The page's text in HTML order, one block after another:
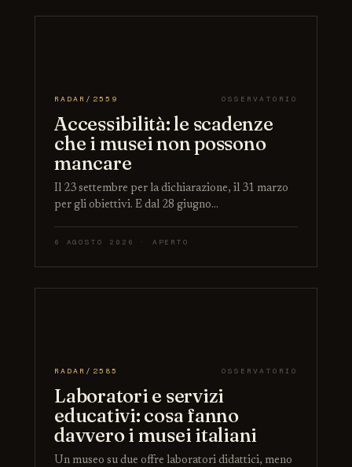
RADAR/2559 OSSERVATORIO
Accessibilità: le scadenze
che i musei non possono
mancare
Il 23 settembre per la dichiarazione, il 31 marzo
per gli obiettivi. E dal 28 giugno…
6 AGOSTO 2026 · APERTO
RADAR/2585 OSSERVATORIO
Laboratori e servizi
educativi: cosa fanno
davvero i musei italiani
Un museo su due offre laboratori didattici, meno